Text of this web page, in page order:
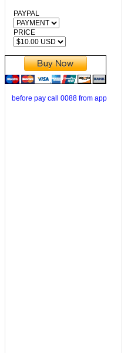
PAYPAL
PRICE
before pay call 0088 from app